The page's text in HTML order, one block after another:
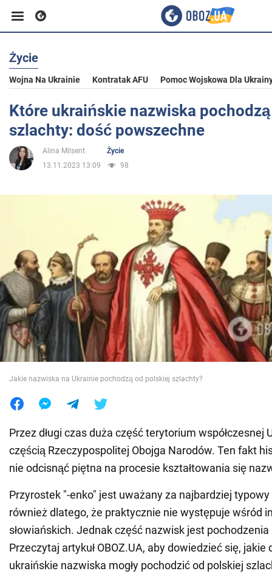
Biznes
Sport
Rozrywka
Społeczeństwo
Wojna na Ukrainie
Świat
Jedzenie
Życie
Wojna Na Ukrainie Kontratak AFU Pomoc Wojskowa Dla
Które ukraińskie nazwiska
szlachty: dość powszechne
Alina Milsent
Życie
13.11.2023 13:09
98
Jakie nazwiska na Ukrainie pochodzą od polskiej szlachty?
Przez długi czas duża część terytorium współczesnej
częścią Rzeczypospolitej Obojga Narodów. Ten fakt
nie odcisnąć piętna na procesie kształtowania się
Przyrostek "-enko" jest uważany za najbardziej
również dlatego, że praktycznie nie występuje wśród
słowiańskich. Jednak część nazwisk jest
Przeczytaj artykuł OBOZ.UA, aby dowiedzieć się,
ukraińskie nazwiska mogły pochodzić od polskiej